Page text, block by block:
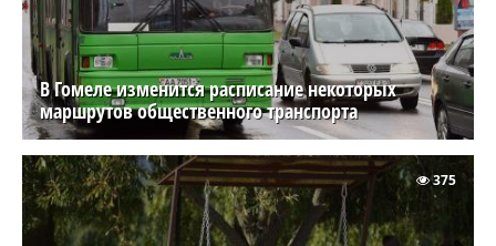
В Гомеле изменится расписание некоторых
маршрутов общественного транспорта
375